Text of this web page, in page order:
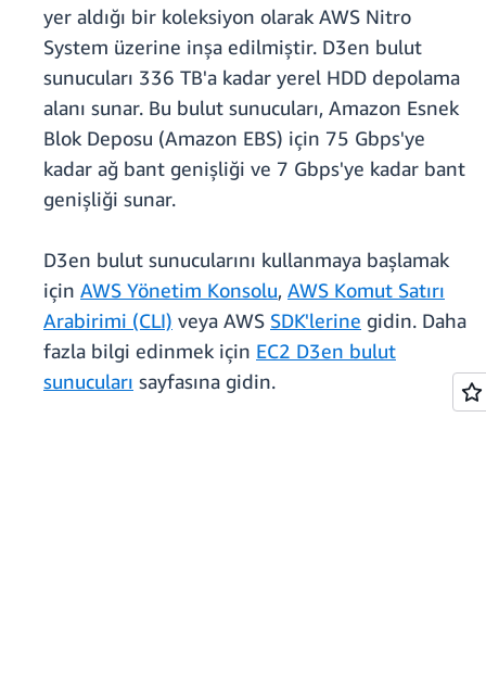
yer aldığı bir koleksiyon olarak AWS Nitro
System üzerine inşa edilmiştir. D3en bulut
sunucuları 336 TB'a kadar yerel HDD depolama
alanı sunar. Bu bulut sunucuları, Amazon Esnek
Blok Deposu (Amazon EBS) için 75 Gbps'ye
kadar ağ bant genişliği ve 7 Gbps'ye kadar bant
genişliği sunar.
D3en bulut sunucularını kullanmaya başlamak
için AWS Yönetim Konsolu, AWS Komut Satırı
Arabirimi (CLI) veya AWS SDK'lerine gidin. Daha
fazla bilgi edinmek için EC2 D3en bulut
sunucuları sayfasına gidin.